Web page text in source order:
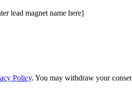
lead magnet name here]
Policy. You may withdraw your